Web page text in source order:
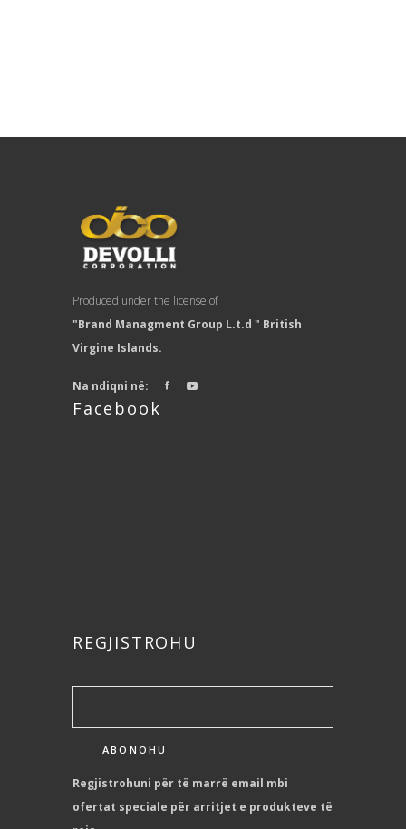
Produced under the license of
"Brand Managment Group L.t.d " British
Virgine Islands.
Na ndiqni në:
Facebook
REGJISTROHU
Regjistrohuni për të marrë email mbi
ofertat speciale për arritjet e produkteve të